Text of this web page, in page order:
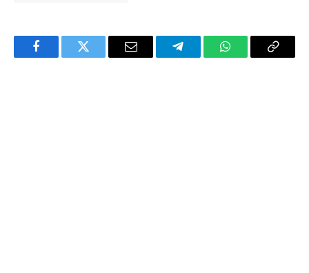
FacebookTwitter Email TelegramWhatsAppCopy